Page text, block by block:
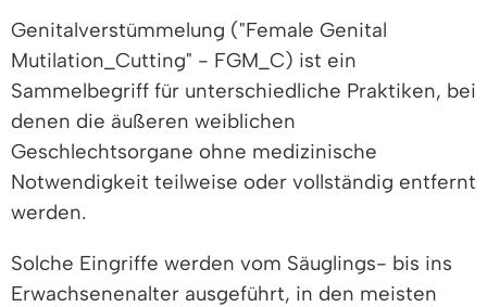
Genitalverstümmelung ("Female Genital
Mutilation_Cutting" - FGM_C) ist ein
Sammelbegriff für unterschiedliche Praktiken, bei
denen die äußeren weiblichen
Geschlechtsorgane ohne medizinische
Notwendigkeit teilweise oder vollständig entfernt
werden.
Solche Eingriffe werden vom Säuglings- bis ins
Erwachsenenalter ausgeführt, in den meisten